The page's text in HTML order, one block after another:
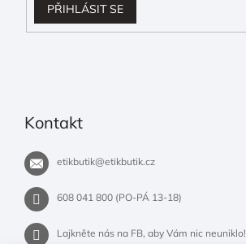
PŘIHLÁSIT SE
Kontakt
etikbutik@etikbutik.cz
608 041 800 (PO-PÁ 13-18)
Lajkněte nás na FB, aby Vám nic neuniklo!